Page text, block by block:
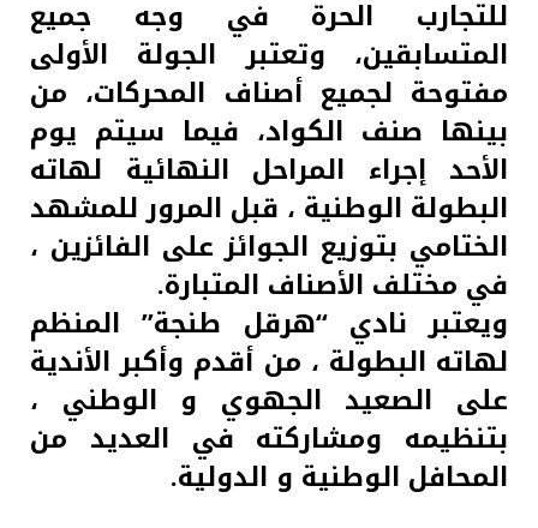
للتجارب الحرة في وجه جميع
المتسابقين، وتعتبر الجولة الأولى
مفتوحة لجميع أصناف المحركات، من
بينها صنف الكواد، فيما سيتم يوم
الأحد إجراء المراحل النهائية لهاته
البطولة الوطنية ، قبل المرور للمشهد
الختامي بتوزيع الجوائز على الفائزين ،
في مختلف الأصناف المتبارة.
ويعتبر نادي “هرقل طنجة” المنظم
لهاته البطولة ، من أقدم وأكبر الأندية
على الصعيد الجهوي و الوطني ،
بتنظيمه ومشاركته في العديد من
المحافل الوطنية و الدولية.